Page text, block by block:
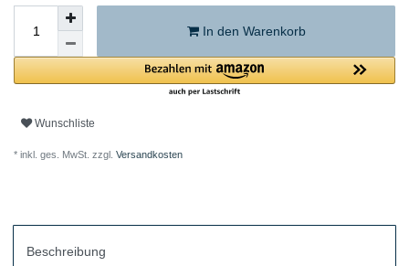
In den Warenkorb
Wunschliste
* inkl. ges. MwSt. zzgl. Versandkosten
Beschreibung